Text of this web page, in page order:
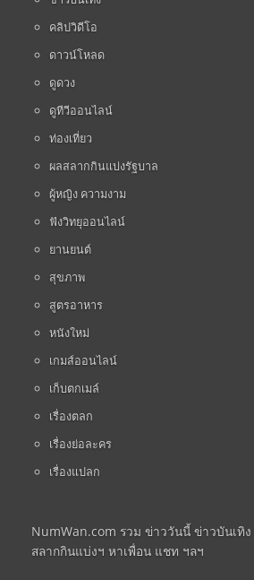
คลิปวิดีโอ
ดาวน์โหลด
ดูดวง
ดูทีวีออนไลน์
ท่องเที่ยว
ผลสลากกินแบ่งรัฐบาล
ผู้หญิง ความงาม
ฟังวิทยุออนไลน์
ยานยนต์
สุขภาพ
สูตรอาหาร
หนังใหม่
เกมส์ออนไลน์
เก็บตกเมล์
เรื่องตลก
เรื่องย่อละคร
เรื่องแปลก
NumWan.com รวม ข่าววันนี้ ข่าวบันเทิ
สลากกินแบ่งฯ หาเพื่อน แชท ฯลฯ